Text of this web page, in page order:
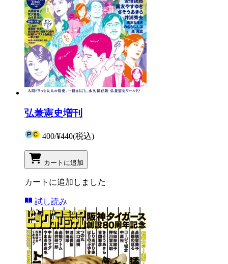
弘兼憲史増刊
400/¥440(税込)
カートに追加
カートに追加しました
試し読み